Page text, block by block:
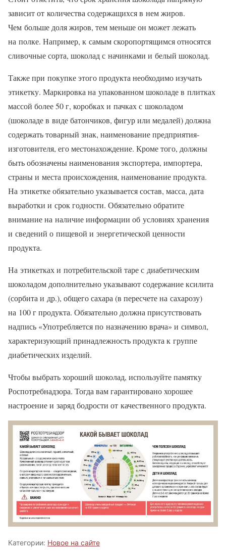
зависит от количества содержащихся в нем жиров.
Чем больше доля жиров, тем меньше он может лежать
на полке. Например, к самым скоропортящимся относятся
сливочные сорта, шоколад с начинками и белый шоколад.
Также при покупке этого продукта необходимо изучать
этикетку. Маркировка на упакованном шоколаде в плитках
массой более 50 г, коробках и пачках с шоколадом
(шоколаде в виде батончиков, фигур или медалей) должна
содержать товарный знак, наименование предприятия-
изготовителя, его местонахождение. Кроме того, должны
быть обозначены наименования экспортера, импортера,
страны и места происхождения, наименование продукта.
На этикетке обязательно указывается состав, масса, дата
выработки и срок годности. Обязательно обратите
внимание на наличие информации об условиях хранения
и сведений о пищевой и энергетической ценности
продукта.
На этикетках и потребительской таре с диабетическим
шоколадом дополнительно указывают содержание ксилита
(сорбита и др.), общего сахара (в пересчете на сахарозу)
на 100 г продукта. Обязательно должна присутствовать
надпись «Употребляется по назначению врача» и символ,
характеризующий принадлежность продукта к группе
диабетических изделий.
Чтобы выбрать хороший шоколад, используйте памятку
Роспотребнадзора. Тогда вам гарантировано хорошее
настроение и заряд бодрости от качественного продукта.
Категории: Новое на сайте